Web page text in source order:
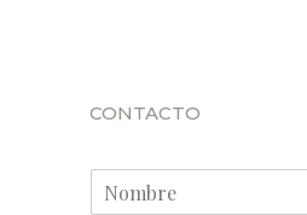
CONTACTO